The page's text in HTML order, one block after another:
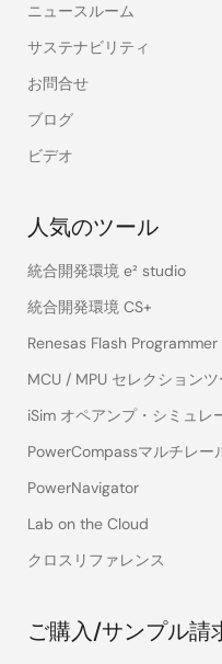
ニュースルーム
サステナビリティ
お問合せ
ブログ
ビデオ
人気のツール
統合開発環境 e² studio
統合開発環境 CS+
Renesas Flash Programmer
MCU / MPU セレクション
iSim オペアンプ・シミュレ
PowerCompassマルチレー
PowerNavigator
Lab on the Cloud
クロスリファレンス
ご購入/サンプル請